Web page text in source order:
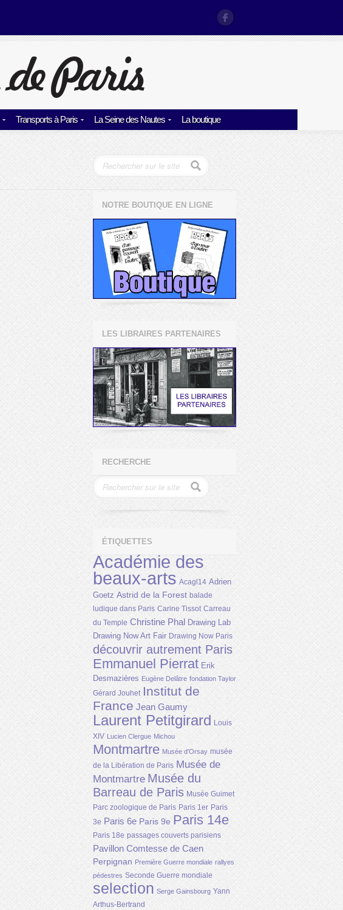
Transports à Paris La Seine des Nautes La boutique
NOTRE BOUTIQUE EN LIGNE
LES LIBRAIRES PARTENAIRES
RECHERCHE
ÉTIQUETTES
Académie des
beaux-arts Acagl14 Adrien
Goetz Astrid de la Forest balade
ludique dans Paris Carine Tissot Carreau
du Temple Christine Phal Drawing Lab
Drawing Now Art Fair Drawing Now Paris
découvrir autrement Paris
Emmanuel Pierrat Erik
Desmazières Eugène Delâtre fondation Taylor
Gérard Jouhet Institut de
France Jean Gaumy
Laurent Petitgirard Louis
XIV Lucien Clergue Michou
Montmartre Musée d'Orsay musée
de la Libération de Paris Musée de
Montmartre Musée du
Barreau de Paris Musée Guimet
Parc zoologique de Paris Paris 1er Paris
3e Paris 6e Paris 9e Paris 14e
Paris 18e passages couverts parisiens
Pavillon Comtesse de Caen
Perpignan Première Guerre mondiale rallyes
pédestres Seconde Guerre mondiale
selection Serge Gainsbourg Yann
Arthus-Bertrand